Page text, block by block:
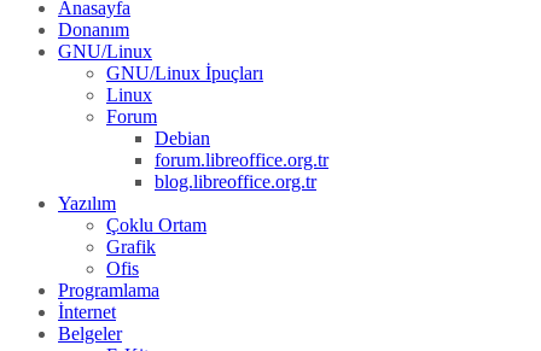
Anasayfa
Donanım
GNU/Linux
GNU/Linux İpuçları
Linux
Forum
Debian
forum.libreoffice.org.tr
blog.libreoffice.org.tr
Yazılım
Çoklu Ortam
Grafik
Ofis
Programlama
İnternet
Belgeler